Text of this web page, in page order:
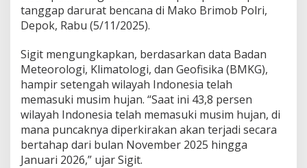
tanggap darurat bencana di Mako Brimob Polri,
Depok, Rabu (5/11/2025).
Sigit mengungkapkan, berdasarkan data Badan
Meteorologi, Klimatologi, dan Geofisika (BMKG),
hampir setengah wilayah Indonesia telah
memasuki musim hujan. “Saat ini 43,8 persen
wilayah Indonesia telah memasuki musim hujan, di
mana puncaknya diperkirakan akan terjadi secara
bertahap dari bulan November 2025 hingga
Januari 2026,” ujar Sigit.